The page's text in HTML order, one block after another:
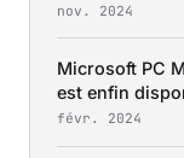
nov. 2024
Microsoft PC
est enfin
févr. 2024